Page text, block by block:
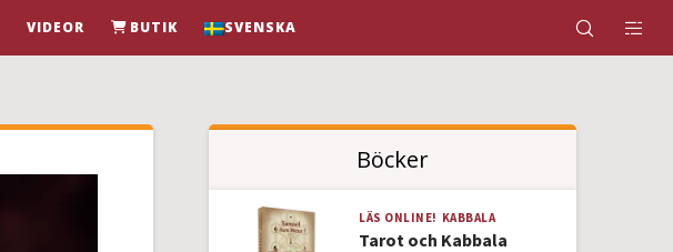
VIDEOR BUTIK SVENSKA
Böcker
LÄS ONLINE! KABBALA
Tarot och Kabbala